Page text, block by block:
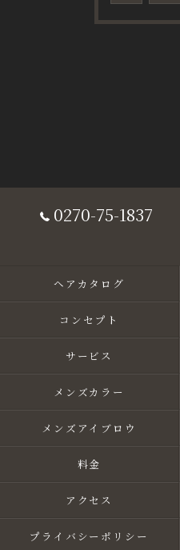
0270-75-1837
ヘアカタログ
コンセプト
サービス
メンズカラー
メンズアイブロウ
料金
アクセス
プライバシーポリシー